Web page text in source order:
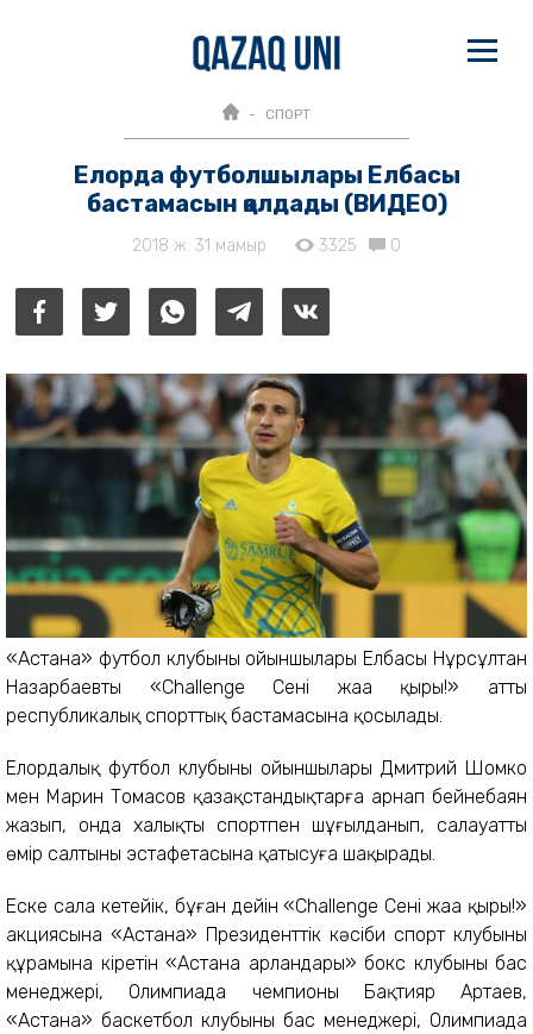
СПОРТ
Елорда футболшылары Елбасы
бастамасын қолдады (ВИДЕО)
2018 ж. 31 мамыр 3325 0
«Астана» футбол клубының ойыншылары Елбасы Нұрсұлтан
Назарбаевтың «Challenge Сенің жаңа қырың!» атты
республикалық спорттық бастамасына қосылады.
Елордалық футбол клубының ойыншылары Дмитрий Шомко
мен Марин Томасов қазақстандықтарға арнап бейнебаян
жазып, онда халықты спортпен шұғылданып, салауатты
өмір салтының эстафетасына қатысуға шақырады.
Еске сала кетейік, бұған дейін «Challenge Сенің жаңа қырың!»
акциясына «Астана» Президенттік кәсіби спорт клубының
құрамына кіретін «Астана арландары» бокс клубының бас
менеджері, Олимпиада чемпионы Бақтияр Артаев,
«Астана» баскетбол клубының бас менеджері, Олимпиада